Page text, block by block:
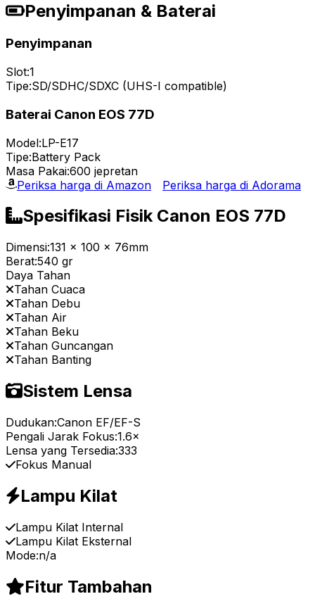
Penyimpanan & Baterai
Penyimpanan
Slot:1
Tipe:SD/SDHC/SDXC (UHS-I compatible)
Baterai Canon EOS 77D
Model:LP-E17
Tipe:Battery Pack
Masa Pakai:600 jepretan
Periksa harga di Amazon
Periksa harga di Adorama
Spesifikasi Fisik Canon EOS 77D
Dimensi:131 x 100 x 76mm
Berat:540 gr
Daya Tahan
Tahan Cuaca
Tahan Debu
Tahan Air
Tahan Beku
Tahan Guncangan
Tahan Banting
Sistem Lensa
Dudukan:Canon EF/EF-S
Pengali Jarak Fokus:1.6×
Lensa yang Tersedia:333
Fokus Manual
Lampu Kilat
Lampu Kilat Internal
Lampu Kilat Eksternal
Mode:n/a
Fitur Tambahan